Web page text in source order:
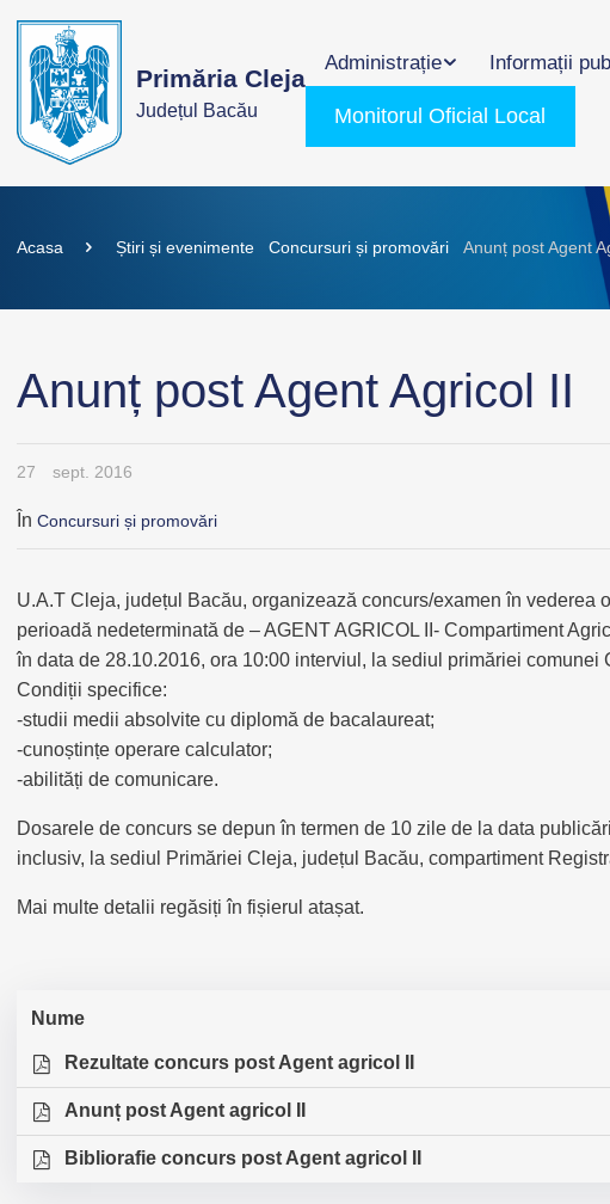
Primăria Cleja
Județul Bacău
Administrație Informații
Monitorul Oficial Local
Acasa Știri și evenimente Concursuri și promovări Anunț post Agent
Anunț post Agent Agricol II
27 sept. 2016
În Concursuri și promovări
U.A.T Cleja, județul Bacău, organizează concurs/examen în vederea
perioadă nedeterminată de – AGENT AGRICOL II- Compartiment
în data de 28.10.2016, ora 10:00 interviul, la sediul primăriei comunei
Condiții specifice:
-studii medii absolvite cu diplomă de bacalaureat;
-cunoștințe operare calculator;
-abilități de comunicare.
Dosarele de concurs se depun în termen de 10 zile de la data
inclusiv, la sediul Primăriei Cleja, județul Bacău, compartiment
Mai multe detalii regăsiți în fișierul atașat.
Nume
Rezultate concurs post Agent agricol II
Anunț post Agent agricol II
Bibliorafie concurs post Agent agricol II